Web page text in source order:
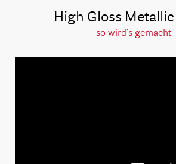
High Gloss
so wird's gemacht